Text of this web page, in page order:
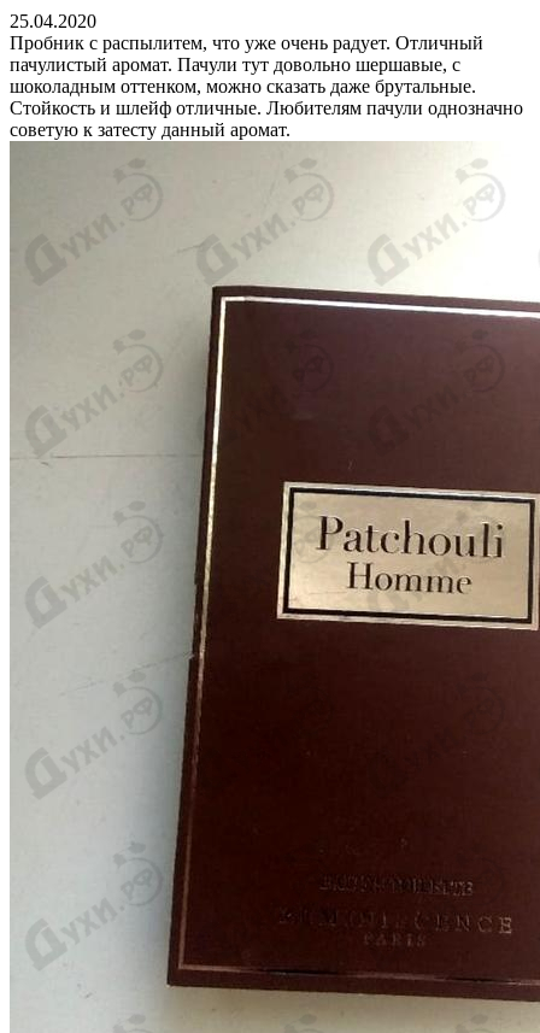
25.04.2020
Пробник с распылитем, что уже очень радует. Отличный
пачулистый аромат. Пачули тут довольно шершавые, с
шоколадным оттенком, можно сказать даже брутальные.
Стойкость и шлейф отличные. Любителям пачули однозначно
советую к затесту данный аромат.